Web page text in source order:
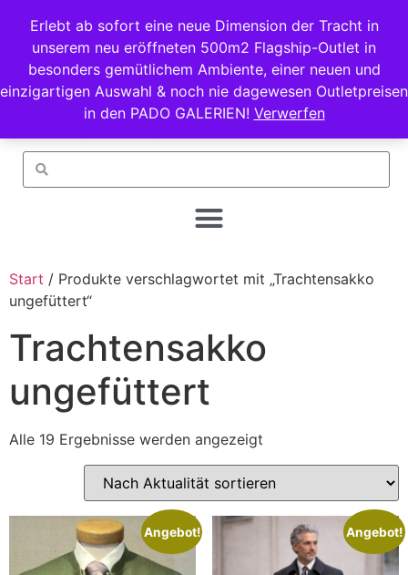
Erlebt ab sofort eine neue Dimension der Tracht in
unserem neu eröffneten 500m2 Flagship-Outlet in
besonders gemütlichem Ambiente, einer neuen und
einzigartigen Auswahl & noch nie dagewesen Outletpreisen
in den PADO GALERIEN! Verwerfen
Start / Produkte verschlagwortet mit „Trachtensakko
ungefüttert“
Trachtensakko
ungefüttert
Alle 19 Ergebnisse werden angezeigt
Angebot! Angebot!